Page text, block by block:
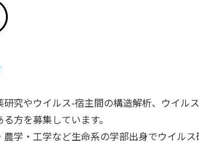
研究やウイルス-宿主間の構造解析、ウイル
方を募集しています。
農学・工学など生命系の学部出身でウイルス